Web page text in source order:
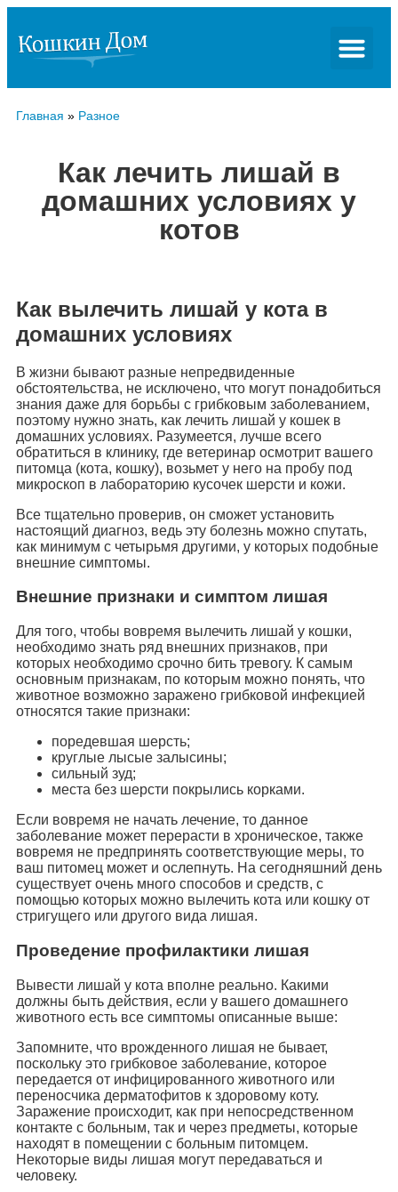
Главная » Разное
Как лечить лишай в
домашних условиях у
котов
Как вылечить лишай у кота в
домашних условиях
В жизни бывают разные непредвиденные
обстоятельства, не исключено, что могут понадобиться
знания даже для борьбы с грибковым заболеванием,
поэтому нужно знать, как лечить лишай у кошек в
домашних условиях. Разумеется, лучше всего
обратиться в клинику, где ветеринар осмотрит вашего
питомца (кота, кошку), возьмет у него на пробу под
микроскоп в лабораторию кусочек шерсти и кожи.
Все тщательно проверив, он сможет установить
настоящий диагноз, ведь эту болезнь можно спутать,
как минимум с четырьмя другими, у которых подобные
внешние симптомы.
Внешние признаки и симптом лишая
Для того, чтобы вовремя вылечить лишай у кошки,
необходимо знать ряд внешних признаков, при
которых необходимо срочно бить тревогу. К самым
основным признакам, по которым можно понять, что
животное возможно заражено грибковой инфекцией
относятся такие признаки:
поредевшая шерсть;
круглые лысые залысины;
сильный зуд;
места без шерсти покрылись корками.
Если вовремя не начать лечение, то данное
заболевание может перерасти в хроническое, также
вовремя не предпринять соответствующие меры, то
ваш питомец может и ослепнуть. На сегодняшний день
существует очень много способов и средств, с
помощью которых можно вылечить кота или кошку от
стригущего или другого вида лишая.
Проведение профилактики лишая
Вывести лишай у кота вполне реально. Какими
должны быть действия, если у вашего домашнего
животного есть все симптомы описанные выше:
Запомните, что врожденного лишая не бывает,
поскольку это грибковое заболевание, которое
передается от инфицированного животного или
переносчика дерматофитов к здоровому коту.
Заражение происходит, как при непосредственном
контакте с больным, так и через предметы, которые
находят в помещении с больным питомцем.
Некоторые виды лишая могут передаваться и
человеку.